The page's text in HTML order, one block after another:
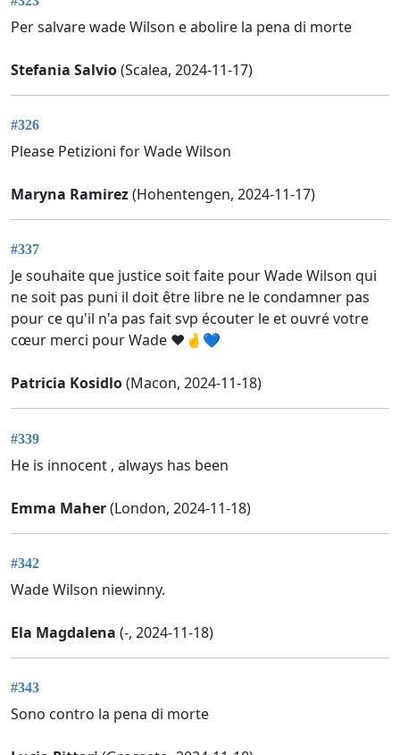
Per salvare wade Wilson e abolire la pena di morte
Stefania Salvio(Scalea, 2024-11-17)
#326
Please Petizioni for Wade Wilson
Maryna Ramirez(Hohentengen, 2024-11-17)
#337
Je souhaite que justice soit faite pour Wade Wilson qui
ne soit pas puni il doit être libre ne le condamner pas
pour ce qu'il n'a pas fait svp écouter le et ouvré votre
cœur merci pour Wade ❤️🤞💙
Patricia Kosidlo(Macon, 2024-11-18)
#339
He is innocent , always has been
Emma Maher(London, 2024-11-18)
#342
Wade Wilson niewinny.
Ela Magdalena (-, 2024-11-18)
#343
Sono contro la pena di morte